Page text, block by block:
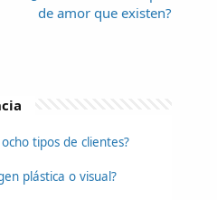
de amor que existen?
tipos de clientes?
plástica o visual?